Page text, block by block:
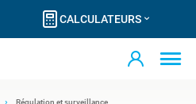
CALCULATEURS
Régulation et surveillance